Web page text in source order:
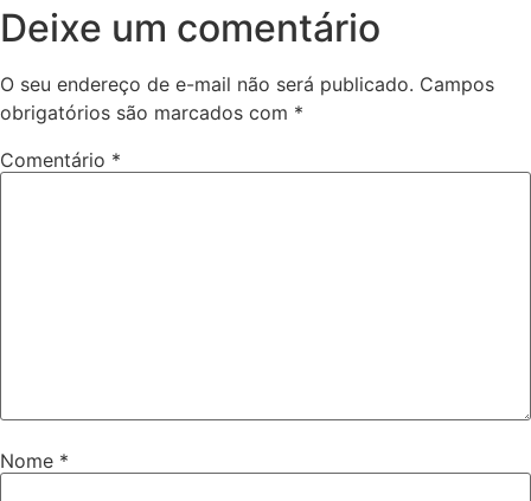
Deixe um comentário
O seu endereço de e-mail não será publicado. Campos
obrigatórios são marcados com *
Comentário *
Nome *